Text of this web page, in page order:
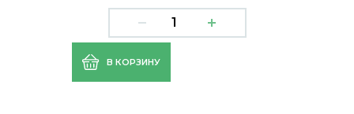
В КОРЗИНУ